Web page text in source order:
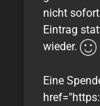
nicht
Eintrag
wieder.
Eine